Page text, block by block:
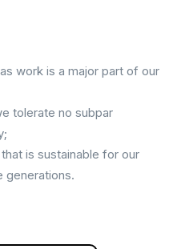
work is a major part of our
tolerate no subpar
is sustainable for our
generations.